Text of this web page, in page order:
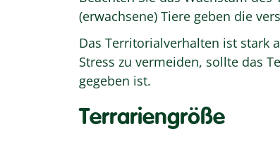
(erwachsene) Tiere geben die
Das Territorialverhalten ist stark
Stress zu vermeiden, sollte das
gegeben ist.
Terrariengröße